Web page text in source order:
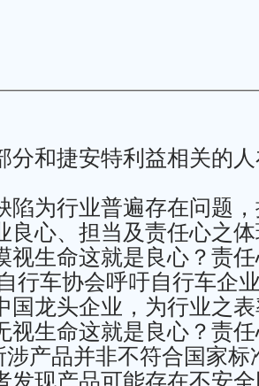
和捷安特利益相关的人
为行业普遍存在问题，
良心、担当及责任心之
视生命这就是良心？责
车协会呼吁自行车企
国龙头企业，为行业之
视生命这就是良心？责
品并非不符合国家标
发现产品可能存在不安